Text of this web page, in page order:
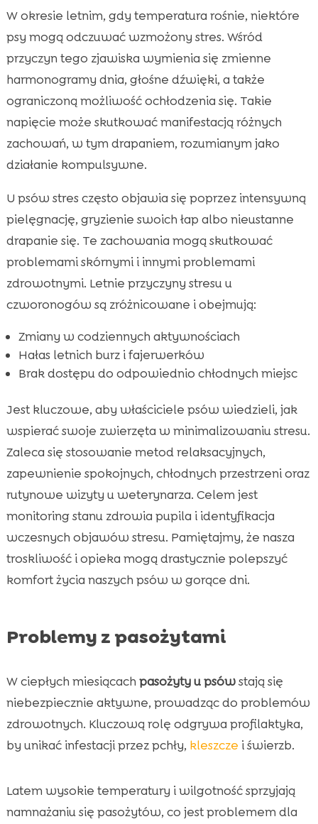
W okresie letnim, gdy temperatura rośnie, niektóre
psy mogą odczuwać wzmożony stres. Wśród
przyczyn tego zjawiska wymienia się zmienne
harmonogramy dnia, głośne dźwięki, a także
ograniczoną możliwość ochłodzenia się. Takie
napięcie może skutkować manifestacją różnych
zachowań, w tym drapaniem, rozumianym jako
działanie kompulsywne.
U psów stres często objawia się poprzez intensywną
pielęgnację, gryzienie swoich łap albo nieustanne
drapanie się. Te zachowania mogą skutkować
problemami skórnymi i innymi problemami
zdrowotnymi. Letnie przyczyny stresu u
czworonogów są zróżnicowane i obejmują:
Zmiany w codziennych aktywnościach
Hałas letnich burz i fajerwerków
Brak dostępu do odpowiednio chłodnych miejsc
Jest kluczowe, aby właściciele psów wiedzieli, jak
wspierać swoje zwierzęta w minimalizowaniu stresu.
Zaleca się stosowanie metod relaksacyjnych,
zapewnienie spokojnych, chłodnych przestrzeni oraz
rutynowe wizyty u weterynarza. Celem jest
monitoring stanu zdrowia pupila i identyfikacja
wczesnych objawów stresu. Pamiętajmy, że nasza
troskliwość i opieka mogą drastycznie polepszyć
komfort życia naszych psów w gorące dni.
Problemy z pasożytami
W ciepłych miesiącach pasożyty u psówstają się
niebezpiecznie aktywne, prowadząc do problemów
zdrowotnych. Kluczową rolę odgrywa profilaktyka,
by unikać infestacji przez pchły, kleszcze i świerzb.
Latem wysokie temperatury i wilgotność sprzyjają
namnażaniu się pasożytów, co jest problemem dla